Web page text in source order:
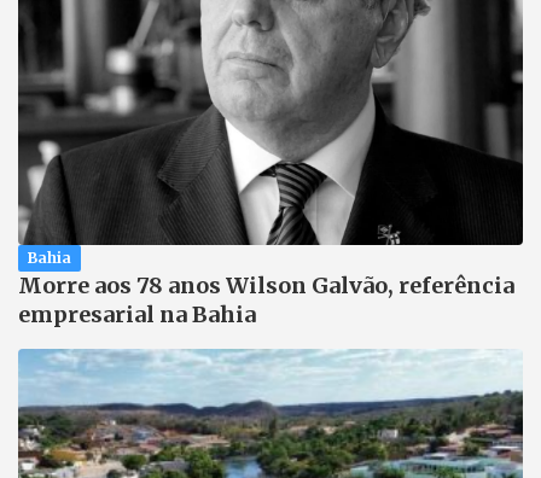
Bahia
Morre aos 78 anos Wilson Galvão, referência
empresarial na Bahia